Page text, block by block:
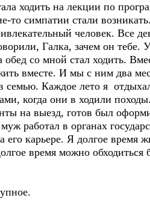
ходить на лекции по
то симпатии стали
человек. Все
Галка, зачем он
со мной стал ходить.
вместе. И мы с ним два
семью. Каждое лето я
когда они в ходили
на выезд, готов был
работал в органах
его карьере. Я долгое
время можно обходиться